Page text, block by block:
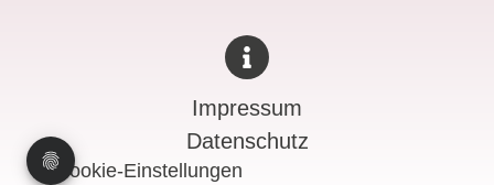
Impressum
Datenschutz
Cookie-Einstellungen